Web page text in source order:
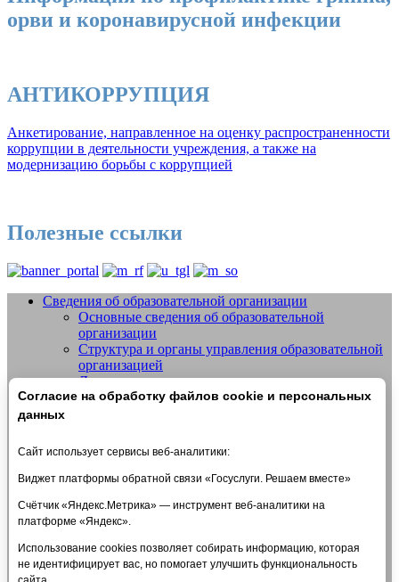
орви и коронавирусной инфекции
АНТИКОРРУПЦИЯ
Анкетирование, направленное на оценку распространенности
коррупции в деятельности учреждения, а также на
модернизацию борьбы с коррупцией
Полезные ссылки
Добро пожаловать на сайт МБУДО
СШОР №14 "Жигули" г.о. Тольятти
Сведения об образовательной организации
Основные сведения об образовательной
организации
Структура и органы управления образовательной
организацией
Документы
Образование
Педагогический состав
Материально-техническое обеспечение и
оснащенность образовательного процесса.
Стипендии и меры поддержки обучающихся
Платные образовательные услуги
Финансово-хозяйственная деятельность
Вакантные места для приема (перевода)
обучающихся
Согласие на обработку файлов cookie и персональных
данных
Сайт использует сервисы веб-аналитики:
Виджет платформы обратной связи «Госуслуги. Решаем вместе»
Счётчик «Яндекс.Метрика» — инструмент веб-аналитики на
платформе «Яндекс».
Использование cookies позволяет собирать информацию, которая
не идентифицирует вас, но помогает улучшить функциональность